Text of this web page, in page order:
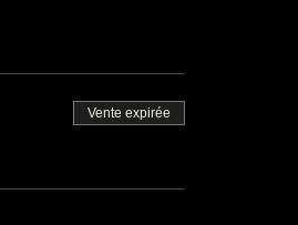
Vente expirée